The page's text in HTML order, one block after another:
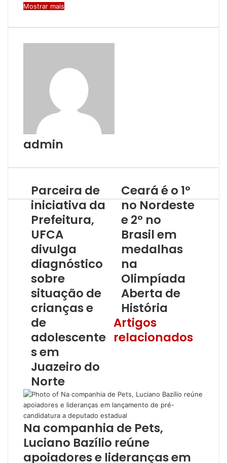
Mostrar mais
admin
Parceira de
iniciativa da
Prefeitura,
UFCA
divulga
diagnóstico
sobre
situação de
crianças e
de
adolescente
s em
Juazeiro do
Norte
Ceará é o 1º
no Nordeste
e 2º no
Brasil em
medalhas
na
Olimpíada
Aberta de
História
Artigos
relacionados
Na companhia de Pets,
Luciano Bazílio reúne
apoiadores e lideranças em